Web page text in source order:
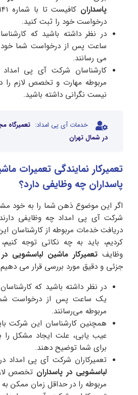
پاسداران
درخواست خود را ثبت کنید.
در نظر داشته باشید که
ساعت پس از درخواست شما
می رسانند.
کارشناسان شرکت آی پی امداد
مربوطه مهارت و تخصص لازم را
نیست نگرانی داشته باشید.
خدمات آی پی امداد: تعمیرگاه
در شمال تهران
تعمیرکار نمایندگی تعمیرات
پاسداران چه وظایفی دارد؟
اگر این موضوع ذهن شما را به خود
شرکت‌ آی پی امداد چه وظایفی
دریافت خدمات مربوطه از
کردیم، باید به چه نکاتی توجه
وظایف تعمیرکار ماشین لباسشویی در
جزئی و دقیق مورد بررسی قرار می
در نظر داشته باشید که
یک ساعت پس از درخواست
مربوطه می‌رسانند.
همچنین کارشناسان این شرکت
عیب یابی، علت ایجاد مشکل
برای شما توضیح دهند.
تعمیرکاران شرکت آی پی امداد
لباسشویی در پاسداران تخصص
مربوطه را در حداقل زمان ممکن